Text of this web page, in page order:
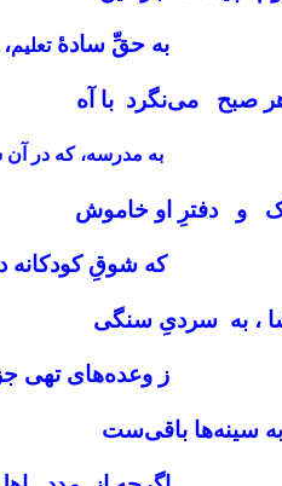
به حقِّ سادهٔتعلیم،
صبح می‌نگرد با آه
به مدرسه، که در آن
و دفترِ او خاموش
که شوقِ کودکانه
، به سردیِ سنگی
ز وعده‌های تهی
سینه‌ها باقی‌ست